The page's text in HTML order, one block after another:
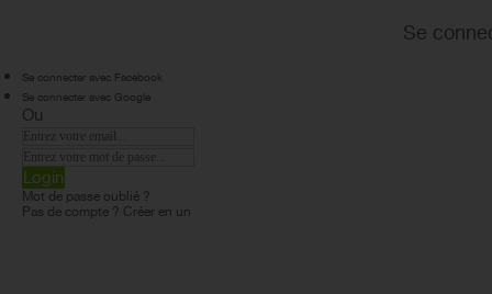
Se
Se connecter avec Facebook
Se connecter avec Google
Ou
Login
Mot de passe oublié ?
Pas de compte ? Créer en un